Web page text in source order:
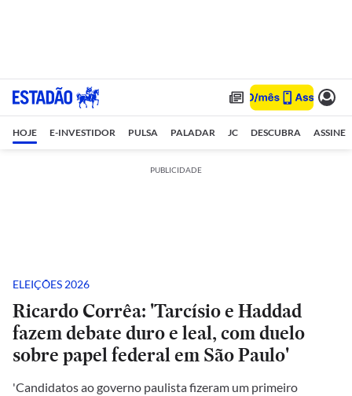
HOJE E-INVESTIDOR PULSA PALADAR JC DESCUBRA ASSINE
PUBLICIDADE
ELEIÇÕES 2026
Ricardo Corrêa: 'Tarcísio e Haddad
fazem debate duro e leal, com duelo
sobre papel federal em São Paulo'
'Candidatos ao governo paulista fizeram um primeiro